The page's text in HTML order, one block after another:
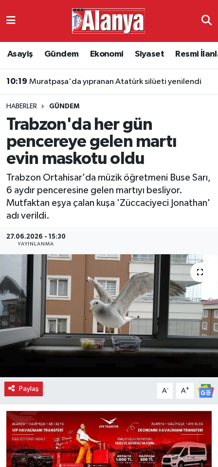
Asayiş Gündem Ekonomi Siyaset Resmi
10:19 Muratpaşa'da yıpranan Atatürk silüeti yenilendi
HABERLER GÜNDEM
Trabzon'da her gün
pencereye gelen martı
evin maskotu oldu
Trabzon Ortahisar'da müzik öğretmeni Buse Sarı,
6 aydır penceresine gelen martıyı besliyor.
Mutfaktan eşya çalan kuşa 'Züccaciyeci Jonathan'
adı verildi.
27.06.2026 - 15:30
YAYINLANMA
Paylaş A- A+
Ekonomi
Resmi İlanlar
Alanyaspor
Turizm
E-Gazete
Antalya Namaz Vakitleri
Süper Lig Puan Durumu ve Fikstür
Tüm Manşetler
Son Dakika Haberleri
Haber Arşivi